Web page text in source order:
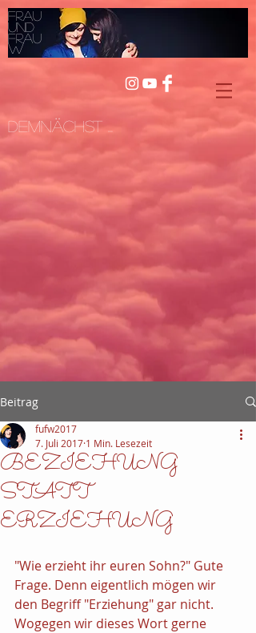
Frau
und
Frau
W
Demnächst ...
Beitrag
BEZIEHUNG
STATT
ERZIEHUNG
fufw2017
7. Juli 2017 1 Min. Lesezeit
"Wie erzieht ihr euren Sohn?" Gute
Frage. Denn eigentlich mögen wir
den Begriff "Erziehung" gar nicht.
Wogegen wir dieses Wort gerne